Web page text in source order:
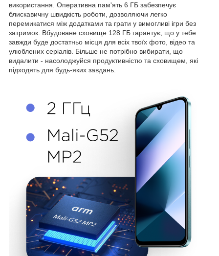
використання. Оперативна пам'ять 6 ГБ забезпечує
блискавичну швидкість роботи, дозволяючи легко
перемикатися між додатками та грати у вимогливі ігри без
затримок. Вбудоване сховище 128 ГБ гарантує, що у тебе
завжди буде достатньо місця для всіх твоїх фото, відео та
улюблених серіалів. Більше не потрібно вибирати, що
видалити - насолоджуйся продуктивністю та сховищем, які
підходять для будь-яких завдань.